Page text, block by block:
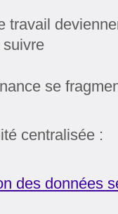
travail
se
centralisée :
des données